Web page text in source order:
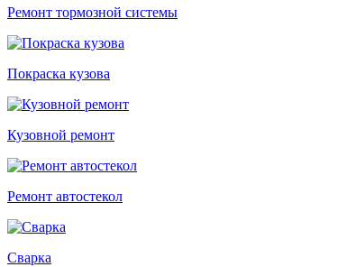
Ремонт тормозной системы
Покраска кузова
Кузовной ремонт
Ремонт автостекол
Сварка